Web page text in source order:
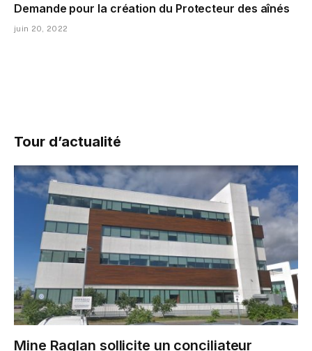
Demande pour la création du Protecteur des aînés
juin 20, 2022
Tour d’actualité
Mine Raglan sollicite un conciliateur